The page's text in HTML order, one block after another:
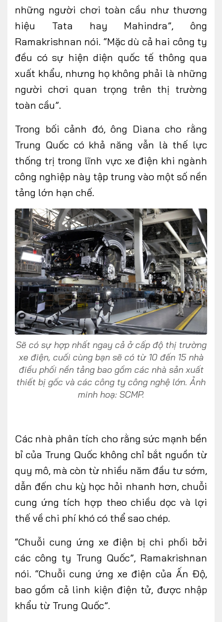
những người chơi toàn cầu như thương
hiệu Tata hay Mahindra”, ông
Ramakrishnan nói. “Mặc dù cả hai công ty
đều có sự hiện diện quốc tế thông qua
xuất khẩu, nhưng họ không phải là những
người chơi quan trọng trên thị trường
toàn cầu”.
Trong bối cảnh đó, ông Diana cho rằng
Trung Quốc có khả năng vẫn là thế lực
thống trị trong lĩnh vực xe điện khi ngành
công nghiệp này tập trung vào một số nền
tảng lớn hạn chế.
Sẽ có sự hợp nhất ngay cả ở cấp độ thị trường
xe điện, cuối cùng bạn sẽ có từ 10 đến 15 nhà
điều phối nền tảng bao gồm các nhà sản xuất
thiết bị gốc và các công ty công nghệ lớn. Ảnh
minh hoạ: SCMP.
Các nhà phân tích cho rằng sức mạnh bền
bỉ của Trung Quốc không chỉ bắt nguồn từ
quy mô, mà còn từ nhiều năm đầu tư sớm,
dẫn đến chu kỳ học hỏi nhanh hơn, chuỗi
cung ứng tích hợp theo chiều dọc và lợi
thế về chi phí khó có thể sao chép.
“Chuỗi cung ứng xe điện bị chi phối bởi
các công ty Trung Quốc”, Ramakrishnan
nói. “Chuỗi cung ứng xe điện của Ấn Độ,
bao gồm cả linh kiện điện tử, được nhập
khẩu từ Trung Quốc”.